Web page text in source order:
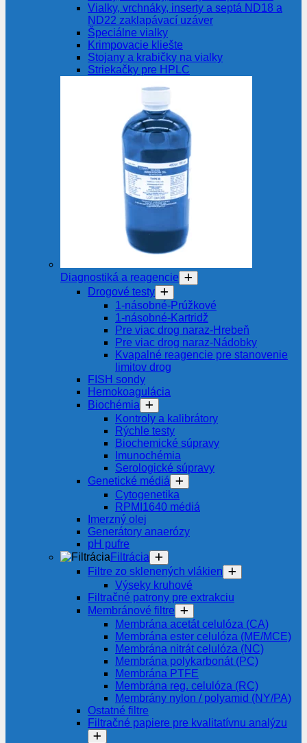
Vialky, vrchnáky, inserty a septá ND18 a
ND22 zaklapávací uzáver
Špeciálne vialky
Krimpovacie kliešte
Stojany a krabičky na vialky
Striekačky pre HPLC
Diagnostiká a reagencie
Drogové testy
1-násobné-Prúžkové
1-násobné-Kartridž
Pre viac drog naraz-Hrebeň
Pre viac drog naraz-Nádobky
Kvapalné reagencie pre stanovenie
limitov drog
FISH sondy
Hemokoagulácia
Biochémia
Kontroly a kalibrátory
Rýchle testy
Biochemické súpravy
Imunochémia
Serologické súpravy
Genetické médiá
Cytogenetika
RPMI1640 médiá
Imerzný olej
Generátory anaerózy
pH pufre
Filtrácia
Filtre zo sklenených vlákien
Výseky kruhové
Filtračné patrony pre extrakciu
Membránové filtre
Membrána acetát celulóza (CA)
Membrána ester celulóza (ME/MCE)
Membrána nitrát celulóza (NC)
Membrána polykarbonát (PC)
Membrána PTFE
Membrána reg. celulóza (RC)
Membrány nylon / polyamid (NY/PA)
Ostatné filtre
Filtračné papiere pre kvalitatívnu analýzu